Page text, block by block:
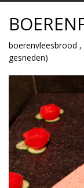
boerenvleesbrood
gesneden)